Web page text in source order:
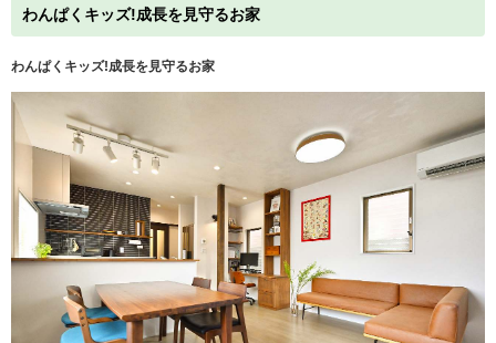
わんぱくキッズ!成長を見守るお家
わんぱくキッズ!成長を見守るお家